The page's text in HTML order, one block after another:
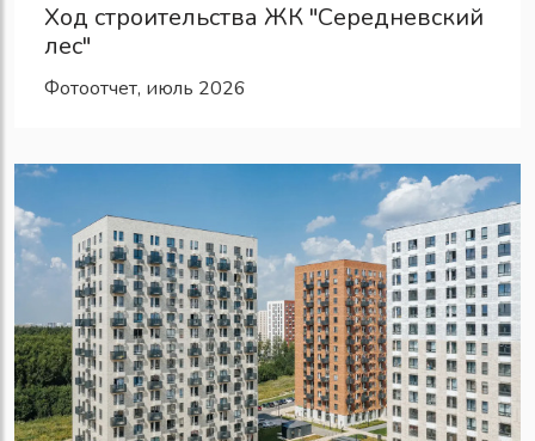
Ход строительства ЖК "Середневский
лес"
Фотоотчет, июль 2026